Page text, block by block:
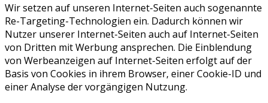
Wir setzen auf unseren Internet-Seiten auch sogenannte
Re-Targeting-Technologien ein. Dadurch können wir
Nutzer unserer Internet-Seiten auch auf Internet-Seiten
von Dritten mit Werbung ansprechen. Die Einblendung
von Werbeanzeigen auf Internet-Seiten erfolgt auf der
Basis von Cookies in ihrem Browser, einer Cookie-ID und
einer Analyse der vorgängigen Nutzung.